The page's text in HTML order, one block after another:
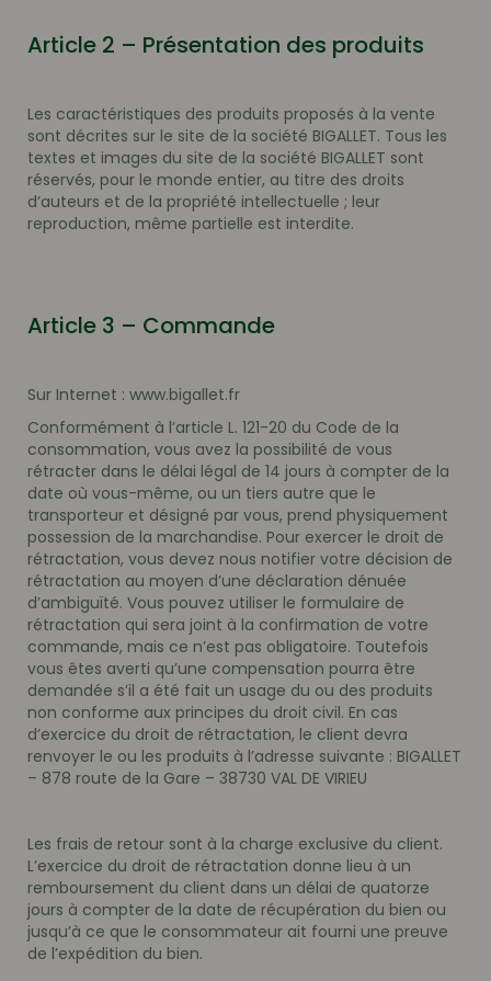
Article 2 – Présentation des produits
Les caractéristiques des produits proposés à la vente
sont décrites sur le site de la société BIGALLET. Tous les
textes et images du site de la société BIGALLET sont
réservés, pour le monde entier, au titre des droits
d’auteurs et de la propriété intellectuelle ; leur
reproduction, même partielle est interdite.
Article 3 – Commande
Sur Internet : www.bigallet.fr
Conformément à l’article L. 121-20 du Code de la
consommation, vous avez la possibilité de vous
rétracter dans le délai légal de 14 jours à compter de la
date où vous-même, ou un tiers autre que le
transporteur et désigné par vous, prend physiquement
possession de la marchandise. Pour exercer le droit de
rétractation, vous devez nous notifier votre décision de
rétractation au moyen d’une déclaration dénuée
d’ambiguïté. Vous pouvez utiliser le formulaire de
rétractation qui sera joint à la confirmation de votre
commande, mais ce n’est pas obligatoire. Toutefois
vous êtes averti qu’une compensation pourra être
demandée s’il a été fait un usage du ou des produits
non conforme aux principes du droit civil. En cas
d’exercice du droit de rétractation, le client devra
renvoyer le ou les produits à l’adresse suivante : BIGALLET
– 878 route de la Gare – 38730 VAL DE VIRIEU
Les frais de retour sont à la charge exclusive du client.
L’exercice du droit de rétractation donne lieu à un
remboursement du client dans un délai de quatorze
jours à compter de la date de récupération du bien ou
jusqu’à ce que le consommateur ait fourni une preuve
de l’expédition du bien.